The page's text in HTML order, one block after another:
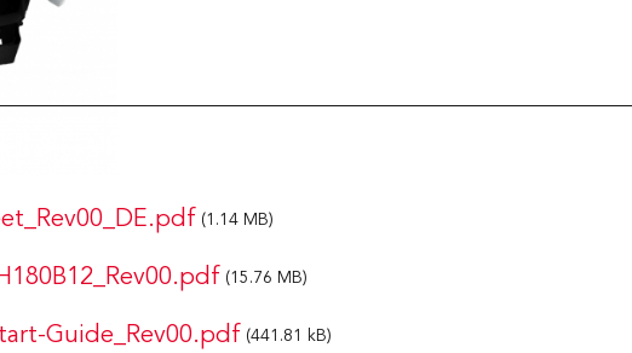
(1.14 MB)
(15.76 MB)
Guide_Rev00.pdf (441.81 kB)